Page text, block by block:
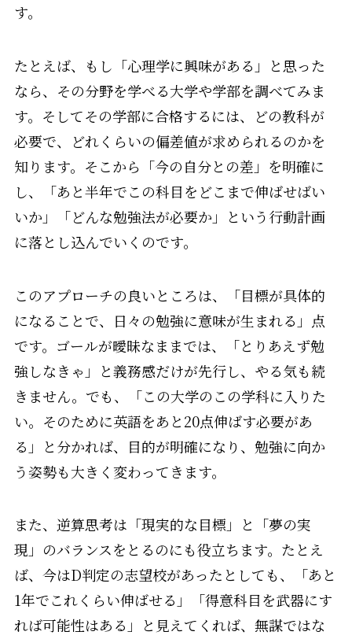
す。
たとえば、もし「心理学に興味がある」と思った
なら、その分野を学べる大学や学部を調べてみま
す。そしてその学部に合格するには、どの教科が
必要で、どれくらいの偏差値が求められるのかを
知ります。そこから「今の自分との差」を明確に
し、「あと半年でこの科目をどこまで伸ばせばい
いか」「どんな勉強法が必要か」という行動計画
に落とし込んでいくのです。
このアプローチの良いところは、「目標が具体的
になることで、日々の勉強に意味が生まれる」点
です。ゴールが曖昧なままでは、「とりあえず勉
強しなきゃ」と義務感だけが先行し、やる気も続
きません。でも、「この大学のこの学科に入りた
い。そのために英語をあと20点伸ばす必要があ
る」と分かれば、目的が明確になり、勉強に向か
う姿勢も大きく変わってきます。
また、逆算思考は「現実的な目標」と「夢の実
現」のバランスをとるのにも役立ちます。たとえ
ば、今はD判定の志望校があったとしても、「あと
1年でこれくらい伸ばせる」「得意科目を武器にす
れば可能性はある」と見えてくれば、無謀ではな